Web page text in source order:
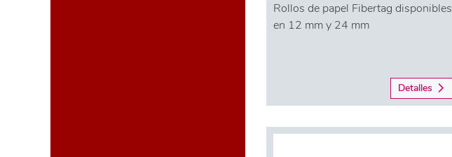
Rollos de papel Fibertag disponibles
en 12 mm y 24 mm
Detalles